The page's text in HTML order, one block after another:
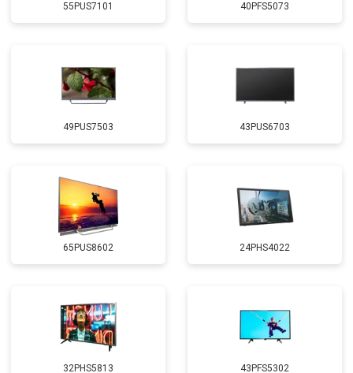
55PUS7101 40PFS5073
49PUS7503 43PUS6703
65PUS8602 24PHS4022
32PHS5813 43PFS5302